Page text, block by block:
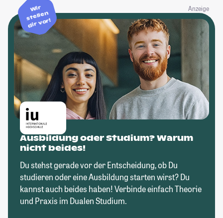
Anzeige
Wir
stellen
dir vor!
Ausbildung oder Studium? Warum
nicht beides!
Du stehst gerade vor der Entscheidung, ob Du
studieren oder eine Ausbildung starten wirst? Du
kannst auch beides haben! Verbinde einfach Theorie
und Praxis im Dualen Studium.